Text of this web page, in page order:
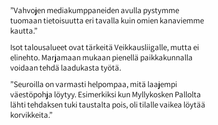
”Vahvojen mediakumppaneiden avulla pystymme
tuomaan tietoisuutta eri tavalla kuin omien kanaviemme
kautta.”
Isot talousalueet ovat tärkeitä Veikkausliigalle, mutta ei
elinehto. Marjamaan mukaan pienellä paikkakunnalla
voidaan tehdä laadukasta työtä.
”Seuroilla on varmasti helpompaa, mitä laajempi
väestöpohja löytyy. Esimerkiksi kun Myllykosken Pallolta
lähti tehdaksen tuki taustalta pois, oli tilalle vaikea löytää
korvikkeita.”